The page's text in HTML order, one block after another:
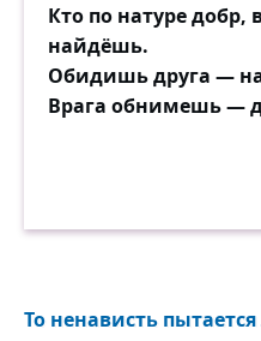
Кто по натуре добр,
найдёшь.
Обидишь друга —
Врага обнимешь —
То ненависть